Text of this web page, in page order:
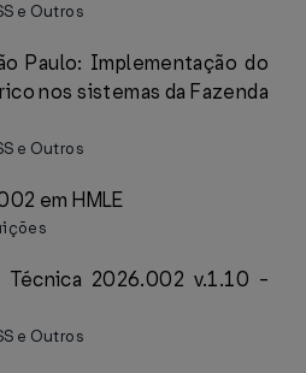
e Outros
Paulo: Implementação do
nos sistemas da Fazenda
e Outros
em HMLE
Técnica 2026.002 v.1.10 -
e Outros